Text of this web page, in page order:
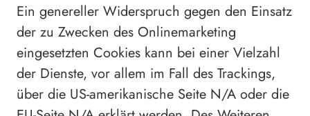
Ein genereller Widerspruch gegen den Einsatz
der zu Zwecken des Onlinemarketing
eingesetzten Cookies kann bei einer Vielzahl
der Dienste, vor allem im Fall des Trackings,
über die US-amerikanische Seite N/A oder die